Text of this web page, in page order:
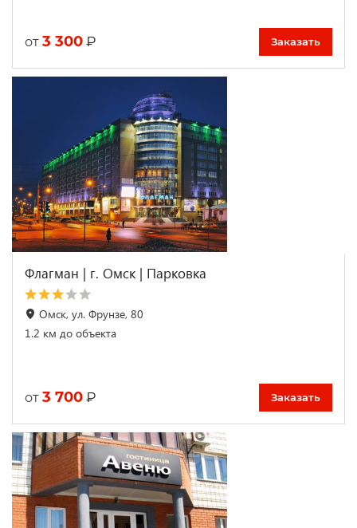
от 3 300 ₽ Заказать
Флагман | г. Омск | Парковка
Омск, ул. Фрунзе, 80
1.2 км до объекта
от 3 700 ₽ Заказать